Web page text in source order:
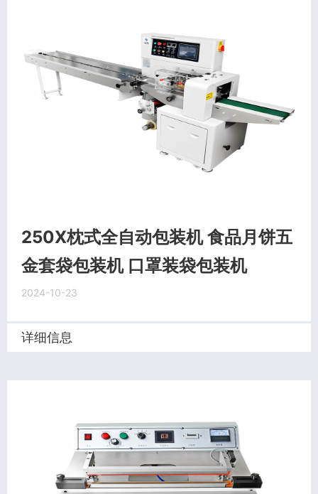
250X枕式全自动包装机 食品月饼五
金套袋包装机 口罩装袋包装机
2024-10-23
详细信息